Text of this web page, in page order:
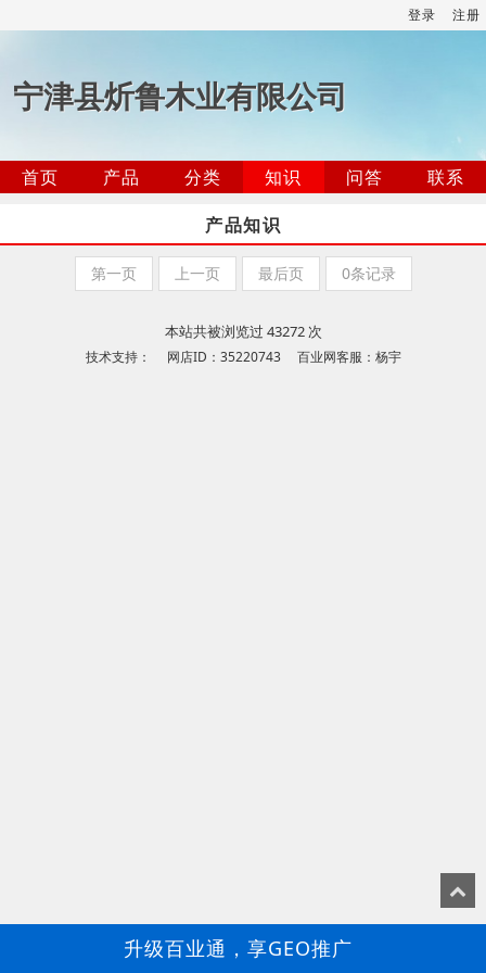
登录 注册
宁津县炘鲁木业有限公司
首页 产品 分类 知识 问答
联系
产品知识
第一页 上一页 最后页 0条记录
本站共被浏览过 43272 次
技术支持： 网店ID：35220743 百业网客服：杨宇
升级百业通，享GEO推广